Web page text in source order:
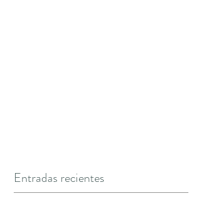
Entradas recientes